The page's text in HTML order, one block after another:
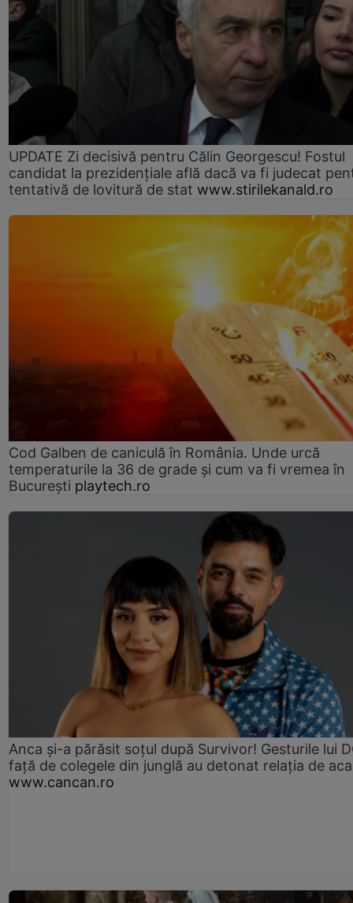
UPDATE Zi decisivă pentru Călin Georgescu! Fostul
candidat la prezidențiale află dacă va fi judecat
tentativă de lovitură de stat www.stirilekanald.ro
Cod Galben de caniculă în România. Unde urcă
temperaturile la 36 de grade și cum va fi vremea în
București playtech.ro
Anca și-a părăsit soțul după Survivor! Gesturile lui
față de colegele din junglă au detonat relația de
www.cancan.ro